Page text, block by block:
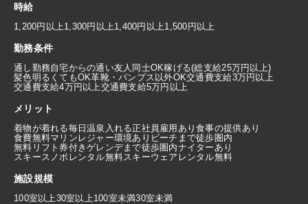
時給
1,200円以上1,300円以上1,400円以上1,500円以上
勤務条件
通し勤務自宅からの通い友人同士OK稼げる(総支給25万円以上)
髪色明るくてもOK革靴・パンプス以外OK交通費支給3万円以上
交通費支給4万円以上交通費支給5万円以上
メリット
着物が着れる毎日温泉入れる正社員雇用あり食事の提供あり
食費無料マリンレジャー環境あり ビーチまで徒歩圏内
無料リフト券付きゲレンデまで徒歩圏内ナイターあり
スキースノボレンタル無料スキーウェアレンタル無料
施設規模
100室以上30室以上100室未満30室未満